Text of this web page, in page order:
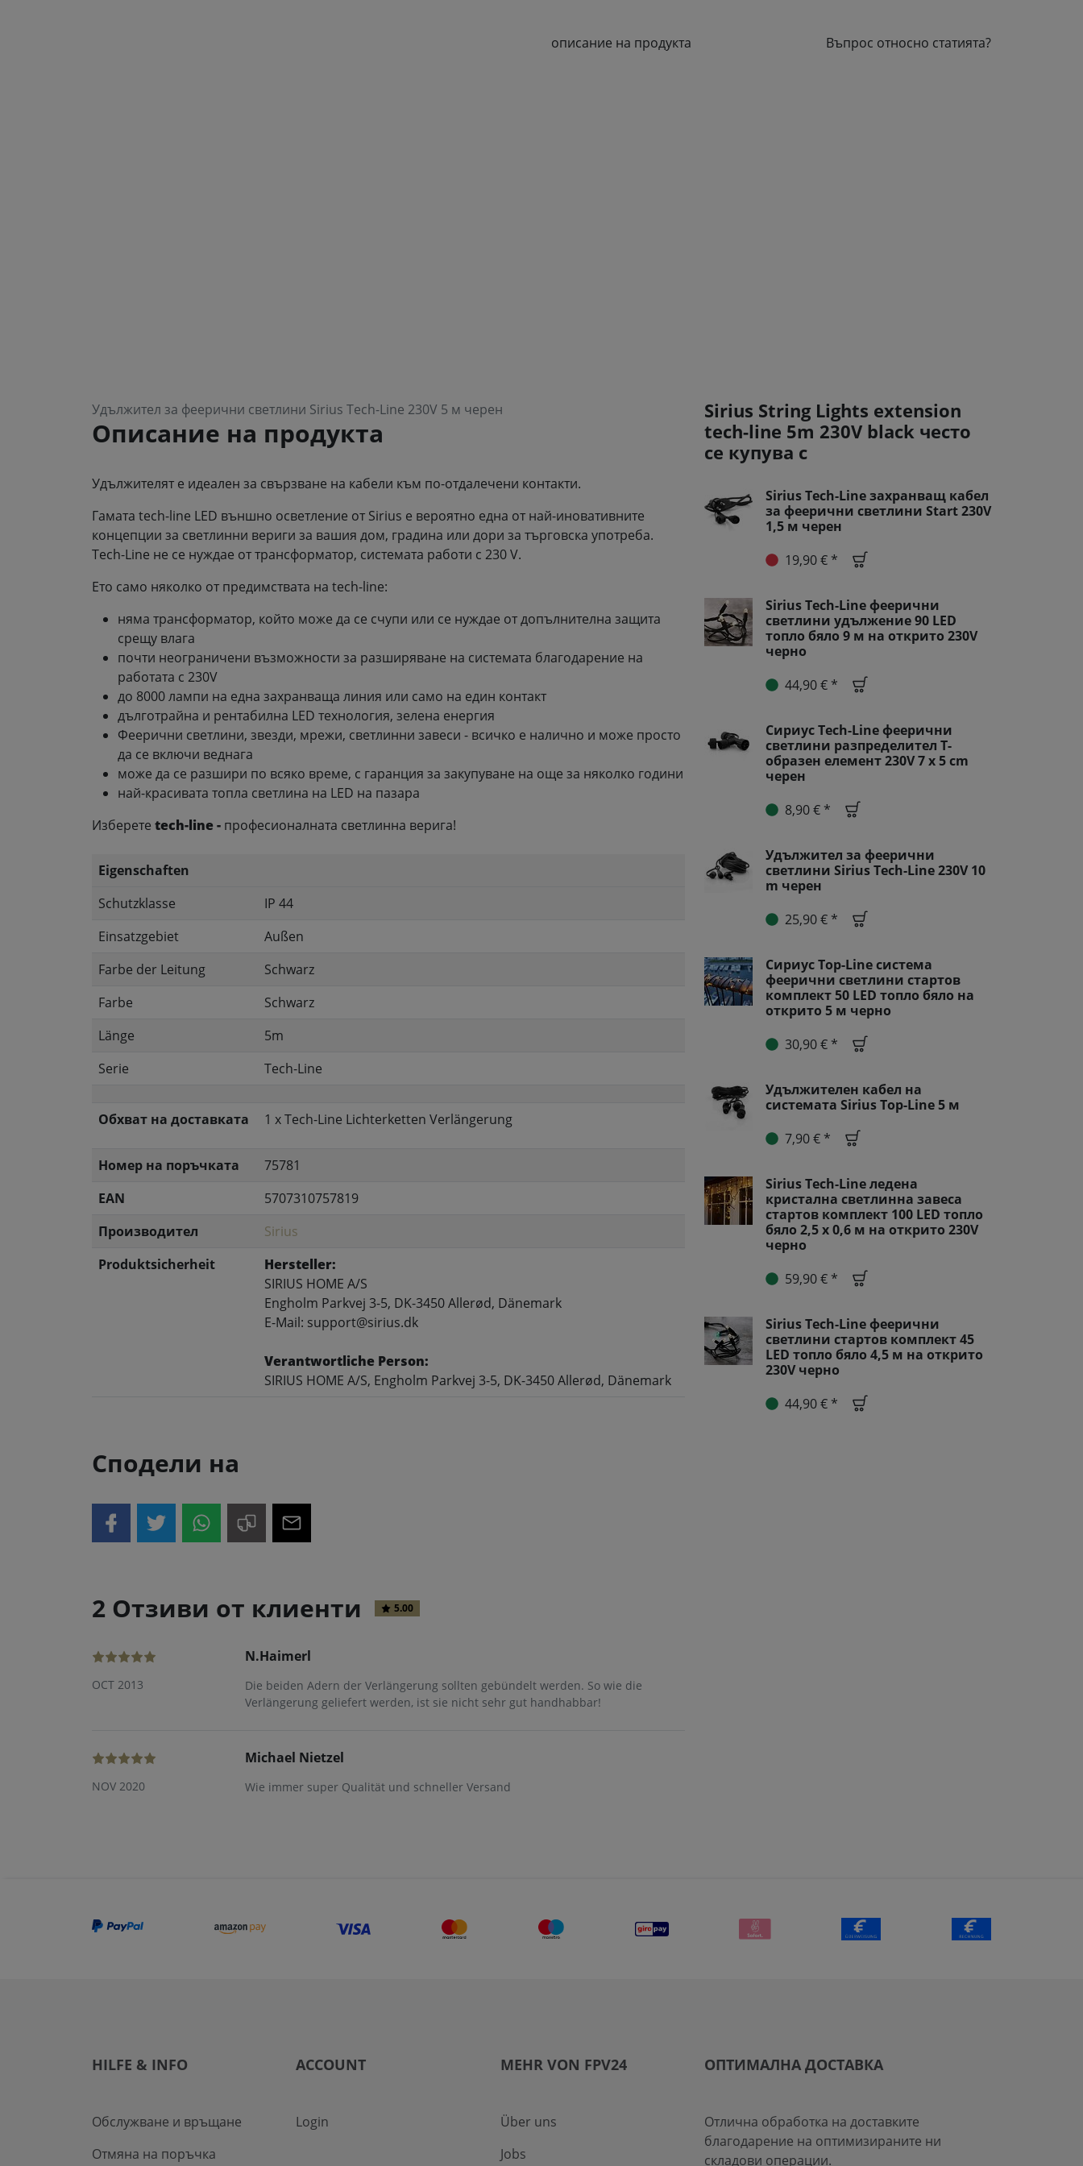
описание на продукта Въпрос относно статията?
Удължител за феерични светлини Sirius Tech-Line 230V 5 м черен
Описание на продукта
Удължителят е идеален за свързване на кабели към по-отдалечени контакти.
Гамата tech-line LED външно осветление от Sirius е вероятно една от най-иновативните
концепции за светлинни вериги за вашия дом, градина или дори за търговска употреба.
Tech-Line не се нуждае от трансформатор, системата работи с 230 V.
Ето само няколко от предимствата на tech-line:
няма трансформатор, който може да се счупи или се нуждае от допълнителна защита
срещу влага
почти неограничени възможности за разширяване на системата благодарение на
работата с 230V
до 8000 лампи на една захранваща линия или само на един контакт
дълготрайна и рентабилна LED технология, зелена енергия
Феерични светлини, звезди, мрежи, светлинни завеси - всичко е налично и може просто
да се включи веднага
може да се разшири по всяко време, с гаранция за закупуване на още за няколко години
най-красивата топла светлина на LED на пазара
Изберете tech-line - професионалната светлинна верига!
Eigenschaften
Schutzklasse
IP 44
Einsatzgebiet
Außen
Farbe der Leitung
Schwarz
Farbe
Schwarz
Länge
5m
Serie
Tech-Line
Обхват на доставката 1 x Tech-Line Lichterketten Verlängerung
Номер на поръчката
75781
EAN
5707310757819
Производител
Sirius
Produktsicherheit
Hersteller:
SIRIUS HOME A/S
Engholm Parkvej 3-5, DK-3450 Allerød, Dänemark
E-Mail: support@sirius.dk
Verantwortliche Person:
SIRIUS HOME A/S, Engholm Parkvej 3-5, DK-3450 Allerød, Dänemark
Сподели на
2 Отзиви от клиенти 5.00
OCT 2013
N.Haimerl
Die beiden Adern der Verlängerung sollten gebündelt werden. So wie die
Verlängerung geliefert werden, ist sie nicht sehr gut handhabbar!
NOV 2020
Michael Nietzel
Wie immer super Qualität und schneller Versand
Sirius String Lights extension
tech-line 5m 230V black често
се купува с
Sirius Tech-Line захранващ кабел
за феерични светлини Start 230V
1,5 м черен
19,90 € *
Sirius Tech-Line феерични
светлини удължение 90 LED
топло бяло 9 м на открито 230V
черно
44,90 € *
Сириус Tech-Line феерични
светлини разпределител Т-
образен елемент 230V 7 x 5 cm
черен
8,90 € *
Удължител за феерични
светлини Sirius Tech-Line 230V 10
m черен
25,90 € *
Сириус Top-Line система
феерични светлини стартов
комплект 50 LED топло бяло на
открито 5 м черно
30,90 € *
Удължителен кабел на
системата Sirius Top-Line 5 м
7,90 € *
Sirius Tech-Line ледена
кристална светлинна завеса
стартов комплект 100 LED топло
бяло 2,5 x 0,6 м на открито 230V
черно
59,90 € *
Sirius Tech-Line феерични
светлини стартов комплект 45
LED топло бяло 4,5 м на открито
230V черно
44,90 € *
HILFE & INFO
Обслужване и връщане
Отмяна на поръчка
ACCOUNT
Login
MEHR VON FPV24
Über uns
Jobs
ОПТИМАЛНА ДОСТАВКА
Отлична обработка на доставките
благодарение на оптимизираните ни
складови операции.